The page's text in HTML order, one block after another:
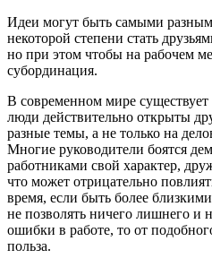
Идеи могут быть самыми
некоторой степени стать
но при этом чтобы на рабочем
субординация.
В современном мире
люди действительно открыты
разные темы, а не только на
Многие руководители боятся
работниками свой характер,
что может отрицательно
время, если быть более
не позволять ничего лишнего и
ошибки в работе, то от
польза.